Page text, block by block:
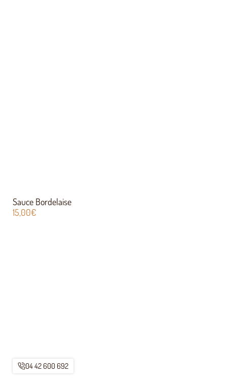
04 42 600 692
Sauce Bordelaise
15,00€